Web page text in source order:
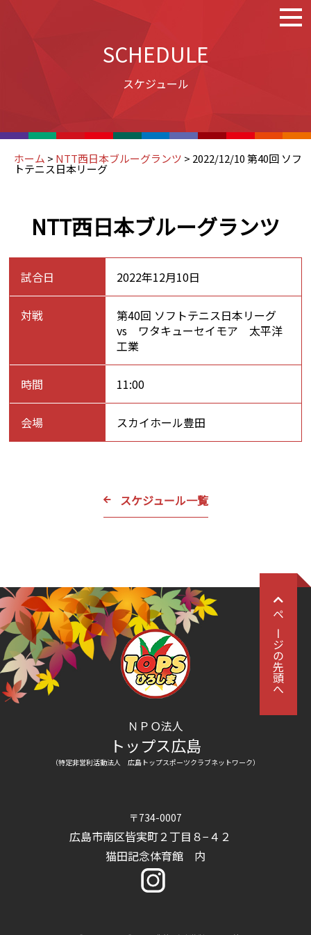
SCHEDULE
スケジュール
ホーム > NTT西日本ブルーグランツ > 2022/12/10 第40回 ソフ
トテニス日本リーグ
NTT西日本ブルーグランツ
試合日 2022年12月10日
対戦
第40回 ソフトテニス日本リーグ
vs ワタキューセイモア 太平洋
工業
時間 11:00
会場 スカイホール豊田
スケジュール一覧
ページの先頭へ
ＮＰＯ法人
トップス広島
（特定非営利活動法人 広島トップスポーツクラブネットワーク）
〒734-0007
広島市南区皆実町２丁目８−４２
猫田記念体育館 内